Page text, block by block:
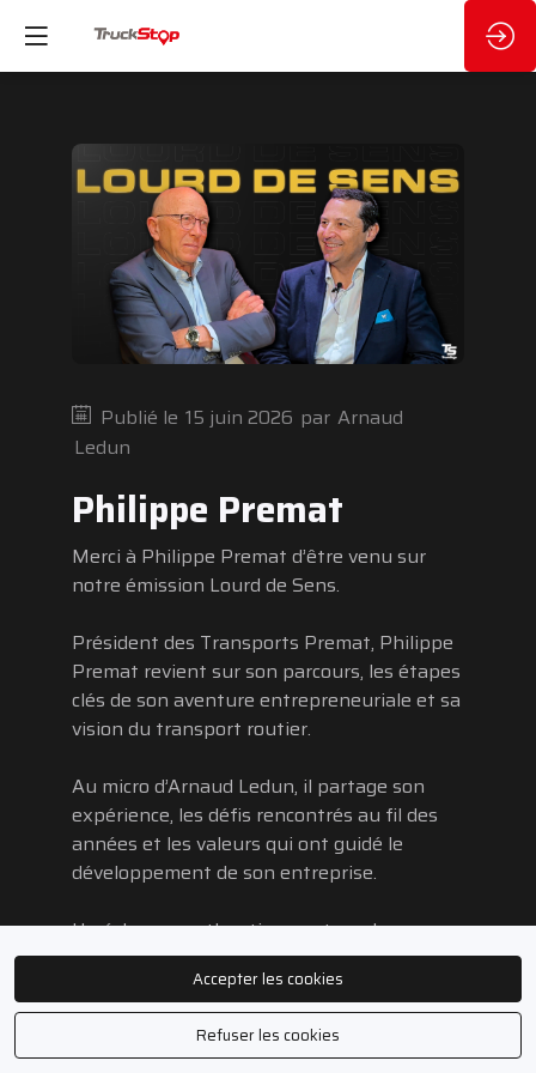
Publié le 15 juin 2026 par Arnaud
Ledun
Philippe Premat
Merci à Philippe Premat d’être venu sur
notre émission Lourd de Sens.
Président des Transports Premat, Philippe
Premat revient sur son parcours, les étapes
clés de son aventure entrepreneuriale et sa
vision du transport routier.
Au micro d’Arnaud Ledun, il partage son
expérience, les défis rencontrés au fil des
années et les valeurs qui ont guidé le
développement de son entreprise.
Un échange authentique autour du
leadership, de l’entrepreneuriat et des
femmes et des hommes qui font avancer le
transport au quotidien.
Accepter les cookies
Refuser les cookies